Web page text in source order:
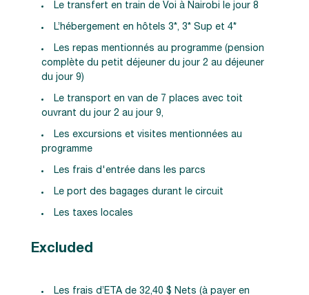
Le transfert en train de Voi à Nairobi le jour 8
L’hébergement en hôtels 3*, 3* Sup et 4*
Les repas mentionnés au programme (pension
complète du petit déjeuner du jour 2 au déjeuner
du jour 9)
Le transport en van de 7 places avec toit
ouvrant du jour 2 au jour 9,
Les excursions et visites mentionnées au
programme
Les frais d'entrée dans les parcs
Le port des bagages durant le circuit
Les taxes locales
Excluded
Les frais d’ETA de 32,40 $ Nets (à payer en